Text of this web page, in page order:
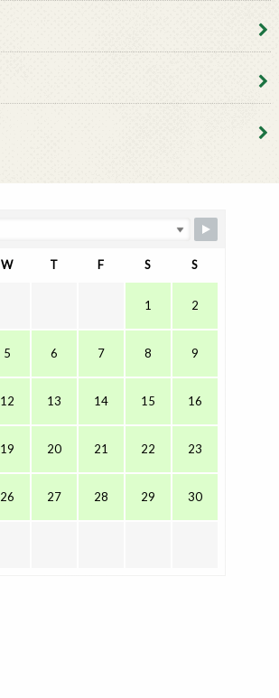
W T F S S
1 2
5 6 7 8 9
12 13 14 15 16
19 20 21 22 23
26 27 28 29 30